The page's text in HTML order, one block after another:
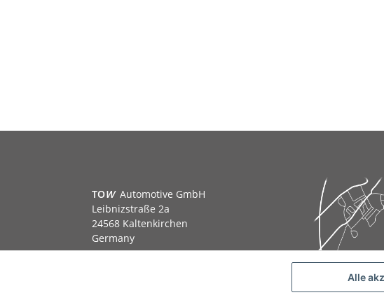
TOW Automotive GmbH
Leibnizstraße 2a
24568 Kaltenkirchen
Germany
Alle